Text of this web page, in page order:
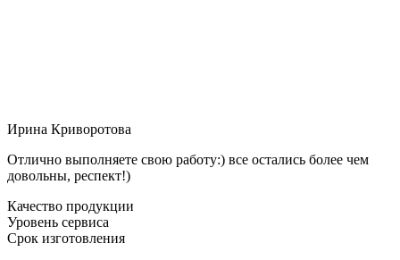
Ирина Криворотова
Отлично выполняете свою работу:) все остались более чем
довольны, респект!)
Качество продукции
Уровень сервиса
Срок изготовления